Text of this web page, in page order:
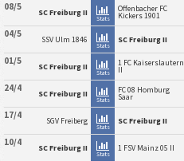
08/5 SC Freiburg II
Stats
Offenbacher FC
Kickers 1901
04/5 SSV Ulm 1846
Stats
SC Freiburg II
01/5 SC Freiburg II
Stats
1 FC Kaiserslautern
II
24/4 SC Freiburg II
Stats
FC 08 Homburg
Saar
17/4 SGV Freiberg
Stats
SC Freiburg II
10/4 SC Freiburg II
Stats
1 FSV Mainz 05 II